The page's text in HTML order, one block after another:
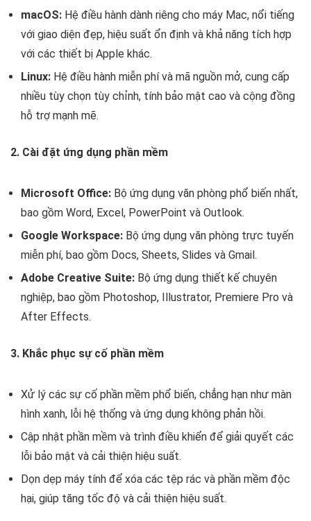
macOS: Hệ điều hành dành riêng cho máy Mac, nổi tiếng
với giao diện đẹp, hiệu suất ổn định và khả năng tích hợp
với các thiết bị Apple khác.
Linux: Hệ điều hành miễn phí và mã nguồn mở, cung cấp
nhiều tùy chọn tùy chỉnh, tính bảo mật cao và cộng đồng
hỗ trợ mạnh mẽ.
2. Cài đặt ứng dụng phần mềm
Microsoft Office: Bộ ứng dụng văn phòng phổ biến nhất,
bao gồm Word, Excel, PowerPoint và Outlook.
Google Workspace: Bộ ứng dụng văn phòng trực tuyến
miễn phí, bao gồm Docs, Sheets, Slides và Gmail.
Adobe Creative Suite: Bộ ứng dụng thiết kế chuyên
nghiệp, bao gồm Photoshop, Illustrator, Premiere Pro và
After Effects.
3. Khắc phục sự cố phần mềm
Xử lý các sự cố phần mềm phổ biến, chẳng hạn như màn
hình xanh, lỗi hệ thống và ứng dụng không phản hồi.
Cập nhật phần mềm và trình điều khiển để giải quyết các
lỗi bảo mật và cải thiện hiệu suất.
Dọn dẹp máy tính để xóa các tệp rác và phần mềm độc
hại, giúp tăng tốc độ và cải thiện hiệu suất.